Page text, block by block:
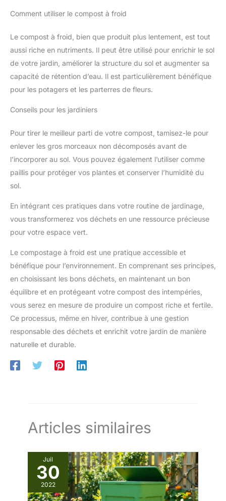
Comment utiliser le compost à froid
Le compost à froid, bien que produit plus lentement, est tout
aussi riche en nutriments. Il peut être utilisé pour enrichir le sol
de votre jardin, améliorer la structure du sol et augmenter sa
capacité de rétention d’eau. Il est particulièrement bénéfique
pour les potagers et les parterres de fleurs.
Conseils pour les jardiniers
Pour tirer le meilleur parti de votre compost, tamisez-le pour
enlever les gros morceaux non décomposés avant de
l’incorporer au sol. Vous pouvez également l’utiliser comme
paillis pour protéger vos plantes et conserver l’humidité du
sol.
En intégrant ces pratiques dans votre routine de jardinage,
vous transformerez vos déchets en une ressource précieuse
pour votre espace vert.
Le compostage à froid est une pratique accessible et
bénéfique pour l’environnement. En comprenant ses principes,
en choisissant les bons déchets, en maintenant un bon
équilibre et en protégeant votre compost des intempéries,
vous serez en mesure de produire un compost riche et fertile.
Ce processus, même en hiver, contribue à une gestion
responsable des déchets et enrichit votre jardin de manière
naturelle et durable.
Articles similaires
Juil
30
2022